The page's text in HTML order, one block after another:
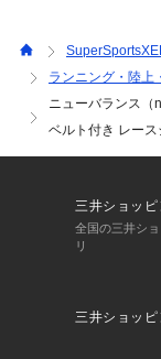
【こちらの商品に
※シューズの製造
ある場合がござい
さい。
左右の紐に10cm
せください。
※一部商品におい
商品の色味が若干
ランニング・陸上
ニューバランス（
ベルト付き レー
三井ショッピ
全国の三井シ
リ
三井ショッピ